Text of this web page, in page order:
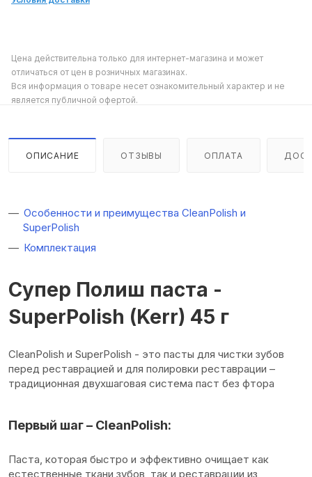
Цена действительна только для интернет-магазина и может
отличаться от цен в розничных магазинах.
Вся информация о товаре несет ознакомительный характер и не
является публичной офертой.
ОПИСАНИЕ ОТЗЫВЫ ОПЛАТА
Особенности и преимущества CleanPolish и
SuperPolish
Комплектация
Супер Полиш паста -
SuperPolish (Kerr) 45 г
CleanPolish и SuperPolish - это пасты для чистки зубов
перед реставрацией и для полировки реставрации –
традиционная двухшаговая система паст без фтора
Первый шаг – CleanPolish:
Паста, которая быстро и эффективно очищает как
естественные ткани зубов, так и реставрации из